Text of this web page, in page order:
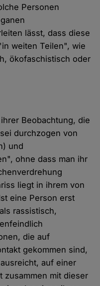
Personen
lässt, dass diese
weiten Teilen", wie
ökofaschistisch oder
Beobachtung, die
durchzogen von
und
ohne dass man ihr
liegt in ihrem von
eine Person erst
rassistisch,
die auf
gekommen sind,
auf einer
zusammen mit dieser